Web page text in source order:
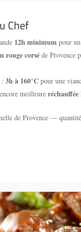
Chef
12h minimum pour
rouge corsé de Provence
: 3h à 160°C pour une
meilleure
de Provence —